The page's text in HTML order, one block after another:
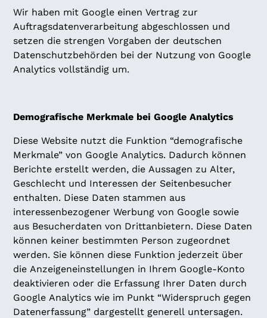
Wir haben mit Google einen Vertrag zur
Auftragsdatenverarbeitung abgeschlossen und
setzen die strengen Vorgaben der deutschen
Datenschutzbehörden bei der Nutzung von Google
Analytics vollständig um.
Demografische Merkmale bei Google Analytics
Diese Website nutzt die Funktion “demografische
Merkmale” von Google Analytics. Dadurch können
Berichte erstellt werden, die Aussagen zu Alter,
Geschlecht und Interessen der Seitenbesucher
enthalten. Diese Daten stammen aus
interessenbezogener Werbung von Google sowie
aus Besucherdaten von Drittanbietern. Diese Daten
können keiner bestimmten Person zugeordnet
werden. Sie können diese Funktion jederzeit über
die Anzeigeneinstellungen in Ihrem Google-Konto
deaktivieren oder die Erfassung Ihrer Daten durch
Google Analytics wie im Punkt “Widerspruch gegen
Datenerfassung” dargestellt generell untersagen.